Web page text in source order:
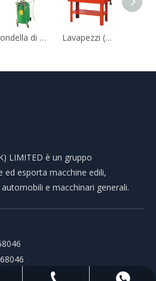
Rondella di parti (DJ-PDCT) Lavapezzi (DJ-PW40G)
LIMITED è un gruppo
ed esporta macchine edili,
e macchinari generali.